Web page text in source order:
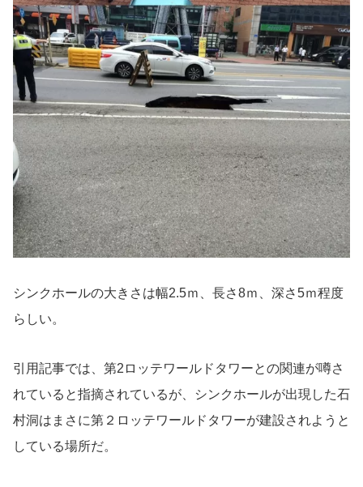
シンクホールの大きさは幅2.5ｍ、長さ8ｍ、深さ5ｍ程度
らしい。
引用記事では、第2ロッテワールドタワーとの関連が噂さ
れていると指摘されているが、シンクホールが出現した石
村洞はまさに第２ロッテワールドタワーが建設されようと
している場所だ。